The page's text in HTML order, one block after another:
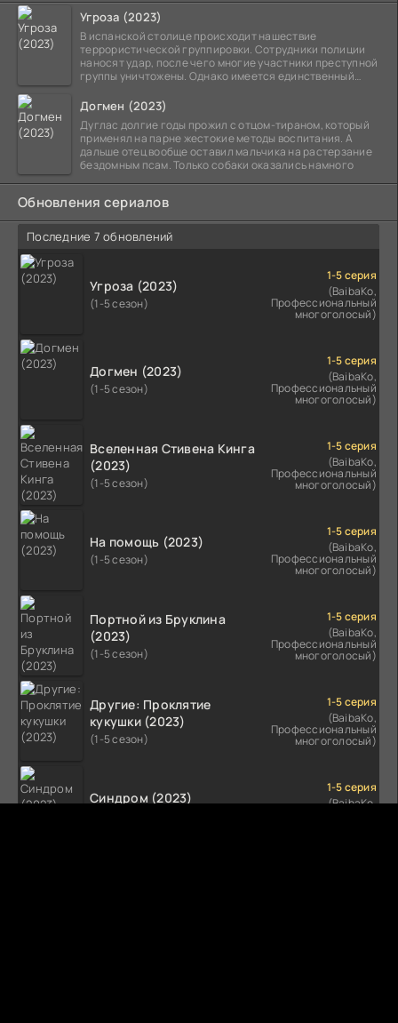
Угроза (2023)
В испанской столице происходит нашествие
террористической группировки. Сотрудники полиции
наносят удар, после чего многие участники преступной
группы уничтожены. Однако имеется единственный
Догмен (2023)
Дуглас долгие годы прожил с отцом-тираном, который
применял на парне жестокие методы воспитания. А
дальше отец вообще оставил мальчика на растерзание
бездомным псам. Только собаки оказались намного
Обновления сериалов
Последние 7 обновлений
Угроза (2023)
(1-5 сезон)
1-5 серия
(BaibaKo,
Профессиональный
многоголосый)
Догмен (2023)
(1-5 сезон)
1-5 серия
(BaibaKo,
Профессиональный
многоголосый)
Вселенная Стивена Кинга
(2023)
(1-5 сезон)
1-5 серия
(BaibaKo,
Профессиональный
многоголосый)
На помощь (2023)
(1-5 сезон)
1-5 серия
(BaibaKo,
Профессиональный
многоголосый)
Портной из Бруклина
(2023)
(1-5 сезон)
1-5 серия
(BaibaKo,
Профессиональный
многоголосый)
Другие: Проклятие
кукушки (2023)
(1-5 сезон)
1-5 серия
(BaibaKo,
Профессиональный
многоголосый)
Синдром (2023)
1-5 серия
(BaibaKo,